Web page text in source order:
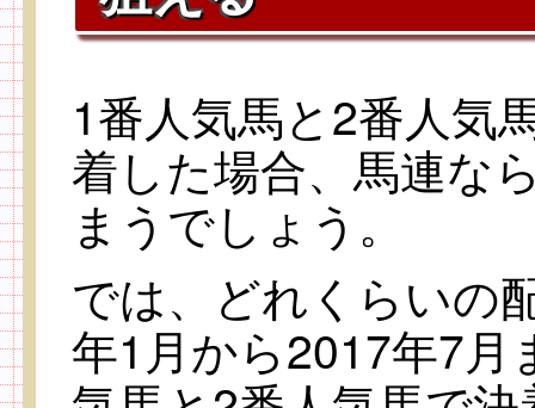
1番人気馬と2番人気
着した場合、馬連な
まうでしょう。
では、どれくらいの
年1月から2017年7